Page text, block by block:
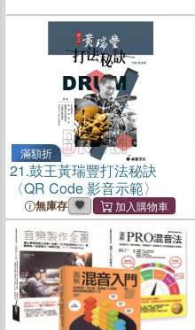
滿額折
21.鼓王黃瑞豐打法秘訣
〈QR Code 影音示範〉
無庫存